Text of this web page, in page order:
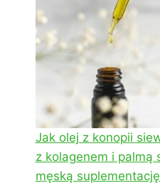
Jak olej z konopii
z kolagenem i palmą
męską